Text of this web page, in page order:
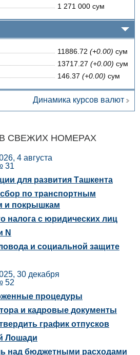
1 271 000 сум
11886.72 (+0.00) сум
13717.27 (+0.00) сум
146.37 (+0.00) сум
Динамика курсов валют
СВЕЖИХ НОМЕРАХ
4 августа
31
для развития Ташкента
по транспортным
и покрышкам
налога с юридических лиц
N
и социальной защите
30 декабря
52
процедуры
и кадровые документы
график отпусков
Лошади
над бюджетными расходами